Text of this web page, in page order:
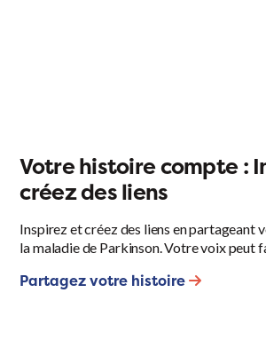
Votre histoire compte :
créez des liens
Inspirez et créez des liens en partageant
la maladie de Parkinson. Votre voix peut
Partagez votre histoire